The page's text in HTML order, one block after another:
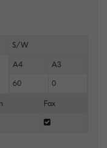
S/W
A4 A3
60 0
Fax